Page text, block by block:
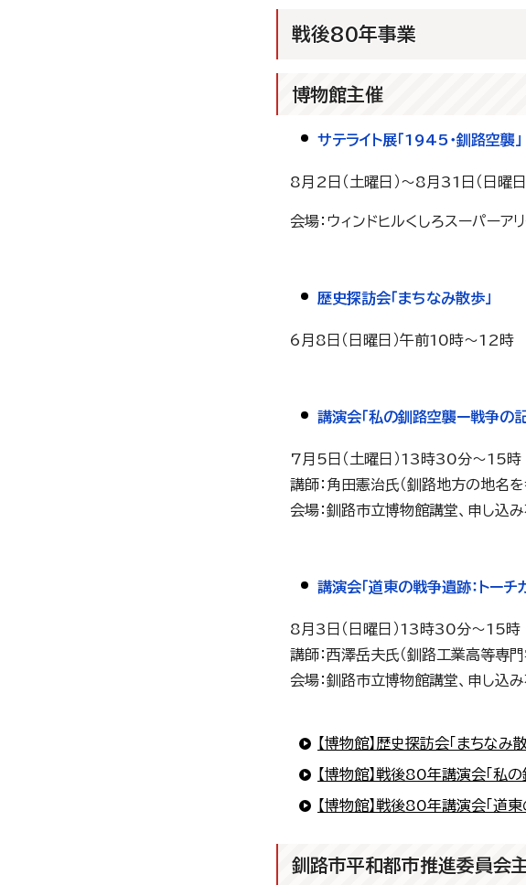
戦後80年事業
博物館主催
サテライト展「1945・釧路空襲」
8月2日（土曜日）～8月31日（日曜日
会場：ウィンドヒルくしろスーパーア
歴史探訪会「まちなみ散歩」
6月8日（日曜日）午前10時～12時
講演会「私の釧路空襲ー戦争の記
7月5日（土曜日）13時30分～15時
講師：角田憲治氏（釧路地方の地名
会場：釧路市立博物館講堂、申し込
講演会「道東の戦争遺跡：トー
8月3日（日曜日）13時30分～15時
講師：西澤岳夫氏（釧路工業高等専門
会場：釧路市立博物館講堂、申し込
【博物館】歴史探訪会「まちなみ散
【博物館】戦後80年講演会「私
【博物館】戦後80年講演会「道
釧路市平和都市推進委員会